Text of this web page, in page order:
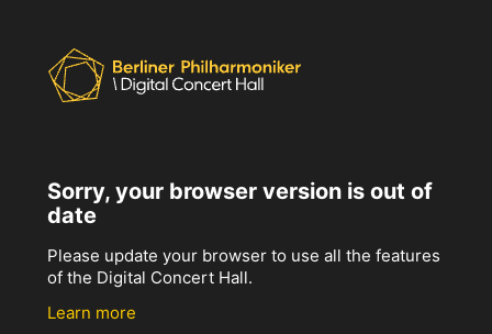
Sorry, your browser version is out of
date
Please update your browser to use all the features
of the Digital Concert Hall.
Learn more